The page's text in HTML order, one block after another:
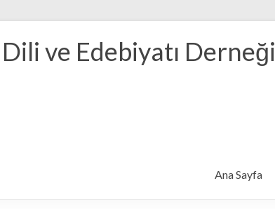
ve Edebiyatı Derneği
Ana Sayfa